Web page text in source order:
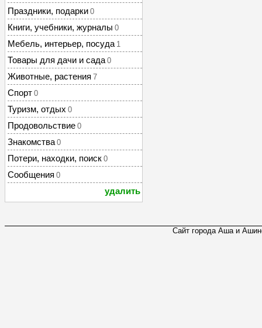
Праздники, подарки 0
Книги, учебники, журналы 0
Мебель, интерьер, посуда 1
Товары для дачи и сада 0
Животные, растения 7
Спорт 0
Туризм, отдых 0
Продовольствие 0
Знакомства 0
Потери, находки, поиск 0
Сообщения 0
удалить
Сайт города Аша и